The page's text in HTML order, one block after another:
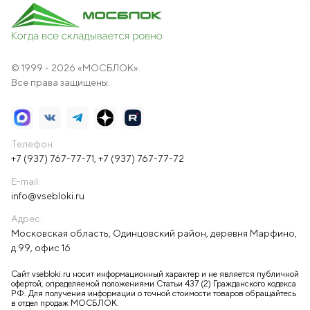
© 1999 - 2026 «МОСБЛОК».
Все права защищены.
Телефон:
+7 (937) 767-77-71, +7 (937) 767-77-72
E-mail:
info@vsebloki.ru
Адрес:
Московская область, Одинцовский район, деревня Марфино,
д.99, офис 16
Сайт vsebloki.ru носит информационный характер и не является публичной
офертой, определяемой положениями Статьи 437 (2) Гражданского кодекса
РФ. Для получения информации о точной стоимости товаров обращайтесь
в отдел продаж МОСБЛОК.